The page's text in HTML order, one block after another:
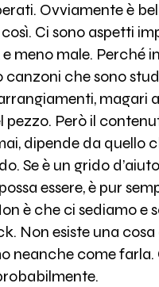
Ovviamente è
Ci sono aspetti
meno male. Perché
che sono
magari
pezzo. Però il
dipende da quello
Se è un grido
essere, è pur
è che ci sediamo e
Non esiste una cosa
neanche come